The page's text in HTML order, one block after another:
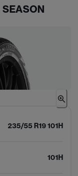
235/55 R19 101H
101H